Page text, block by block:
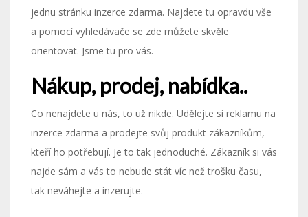
jednu stránku inzerce zdarma. Najdete tu opravdu vše
a pomocí vyhledávače se zde můžete skvěle
orientovat. Jsme tu pro vás.
Nákup, prodej, nabídka..
Co nenajdete u nás, to už nikde. Udělejte si reklamu na
inzerce zdarma a prodejte svůj produkt zákazníkům,
kteří ho potřebují. Je to tak jednoduché. Zákazník si vás
najde sám a vás to nebude stát víc než trošku času,
tak neváhejte a inzerujte.